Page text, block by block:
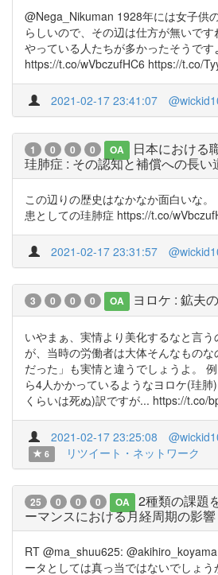
@Nega_Nikuman 1928年には女子供
らしいので、その辺は仕方が無いで
やっている人たちが多かったそうです
https://t.co/wVbczufHC6 https://t.co/
2021-02-17 23:41:07
1 0 0 0 OA
日本における
珪肺症 : その認知と補償への長い
この辺りの歴史はなかなか面白いな
患としての珪肺症 https://t.co/
2021-02-17 23:31:57
3 0 0 0 OA ヨロケ : 鉱夫
いやまぁ、実情より美化するなと言
が、当時の労働者は大体そんなもの
だった」も実情と違うでしょうよ。
ら4人かかっているようなヨロケ(珪
くらいは死ぬ)訳ですが... https://t.co/
2021-02-17 23:25:08
6
リツイート・ネットワーク
25 0 0 0 OA
2種類の課題
ーマンスにおける月経周期の影響
RT @ma_shuu625:
ータとしては真っ当ではないでしょう